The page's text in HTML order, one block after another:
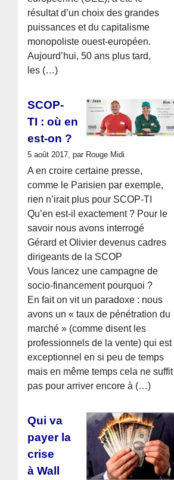
résultat d’un choix des grandes
puissances et du capitalisme
monopoliste ouest-européen.
Aujourd’hui, 50 ans plus tard,
les (…)
SCOP-
TI : où en
est-on ?
5 août 2017, par Rouge Midi
A en croire certaine presse,
comme le Parisien par exemple,
rien n’irait plus pour SCOP-TI
Qu’en est-il exactement ? Pour le
savoir nous avons interrogé
Gérard et Olivier devenus cadres
dirigeants de la SCOP
Vous lancez une campagne de
socio-financement pourquoi ?
En fait on vit un paradoxe : nous
avons un « taux de pénétration du
marché » (comme disent les
professionnels de la vente) qui est
exceptionnel en si peu de temps
mais en même temps cela ne suffit
pas pour arriver encore à (…)
Qui va
payer la
crise
à Wall